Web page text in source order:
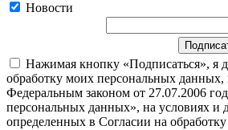
Новости
Нажимая кнопку «Подписаться», я
обработку моих персональных данных,
Федеральным законом от 27.07.2006
персональных данных», на условиях и
определенных в Согласии на